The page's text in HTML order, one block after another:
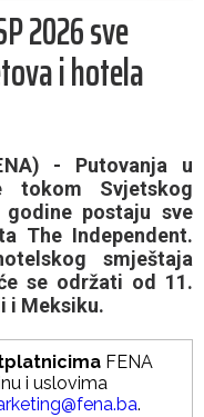
2026 sve
i hotela
- Putovanja u
tokom Svjetskog
postaju sve
The Independent.
smještaja
se održati od 11.
i Meksiku.
FENA
i uslovima
.